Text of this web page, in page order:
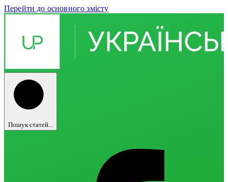
Перейти до основного змісту
Пошук статей...